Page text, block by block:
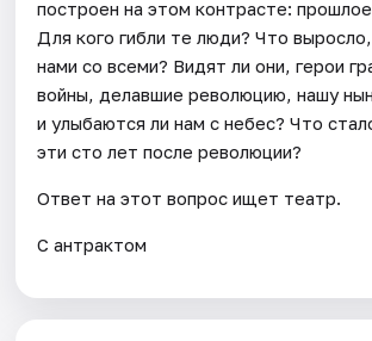
построен на этом контрасте:
Для кого гибли те люди? Что
нами со всеми? Видят ли они, герои
войны, делавшие революцию, нашу
и улыбаются ли нам с небес? Что
эти сто лет после революции?
Ответ на этот вопрос ищет театр.
С антрактом